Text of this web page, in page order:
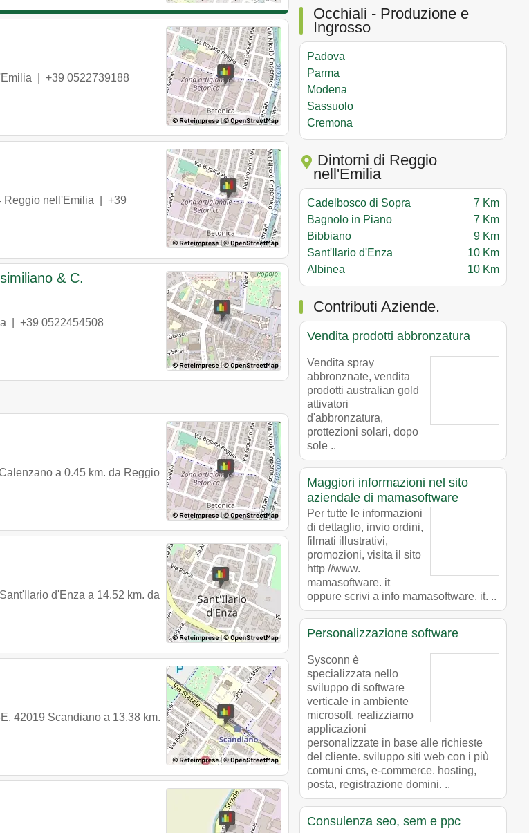
+39 0522739188
Reggio nell'Emilia
+39
& C.
+39 0522454508
a 0.45 km. da Reggio
Sant'Ilario d'Enza a 14.52 km. da
, 42019 Scandiano a 13.38 km.
Occhiali - Produzione e
Ingrosso
Padova
Parma
Modena
Sassuolo
Cremona
Dintorni di Reggio
nell'Emilia
Cadelbosco di Sopra
7 Km
Bagnolo in Piano
7 Km
Bibbiano
9 Km
Sant'Ilario d'Enza
10 Km
Albinea
10 Km
Contributi Aziende.
Vendita prodotti abbronzatura
Vendita spray
abbronznate, vendita
prodotti australian gold
attivatori
d'abbronzatura,
prottezioni solari, dopo
sole ..
Maggiori informazioni nel sito
aziendale di mamasoftware
Per tutte le informazioni
di dettaglio, invio ordini,
filmati illustrativi,
promozioni, visita il sito
http //www.
mamasoftware. it
oppure scrivi a info mamasoftware. it. ..
Personalizzazione software
Sysconn è
specializzata nello
sviluppo di software
verticale in ambiente
microsoft. realizziamo
applicazioni
personalizzate in base alle richieste
del cliente. sviluppo siti web con i più
comuni cms, e-commerce. hosting,
posta, registrazione domini. ..
Consulenza seo, sem e ppc